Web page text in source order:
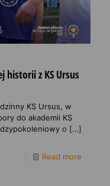
historii z KS Ursus
KS Ursus, w
do akademii KS
o […]
Read more